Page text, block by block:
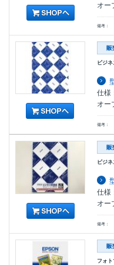
オー
備考：
ビジ
仕様
オー
備考：
ビジ
仕様
オー
備考：
フォ